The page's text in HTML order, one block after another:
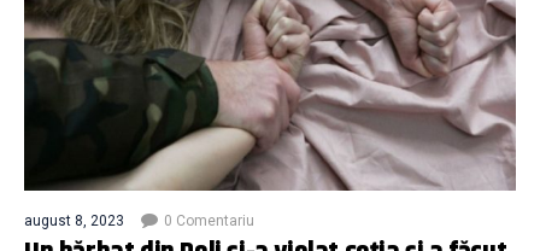
august 8, 2023 0 Comentariu